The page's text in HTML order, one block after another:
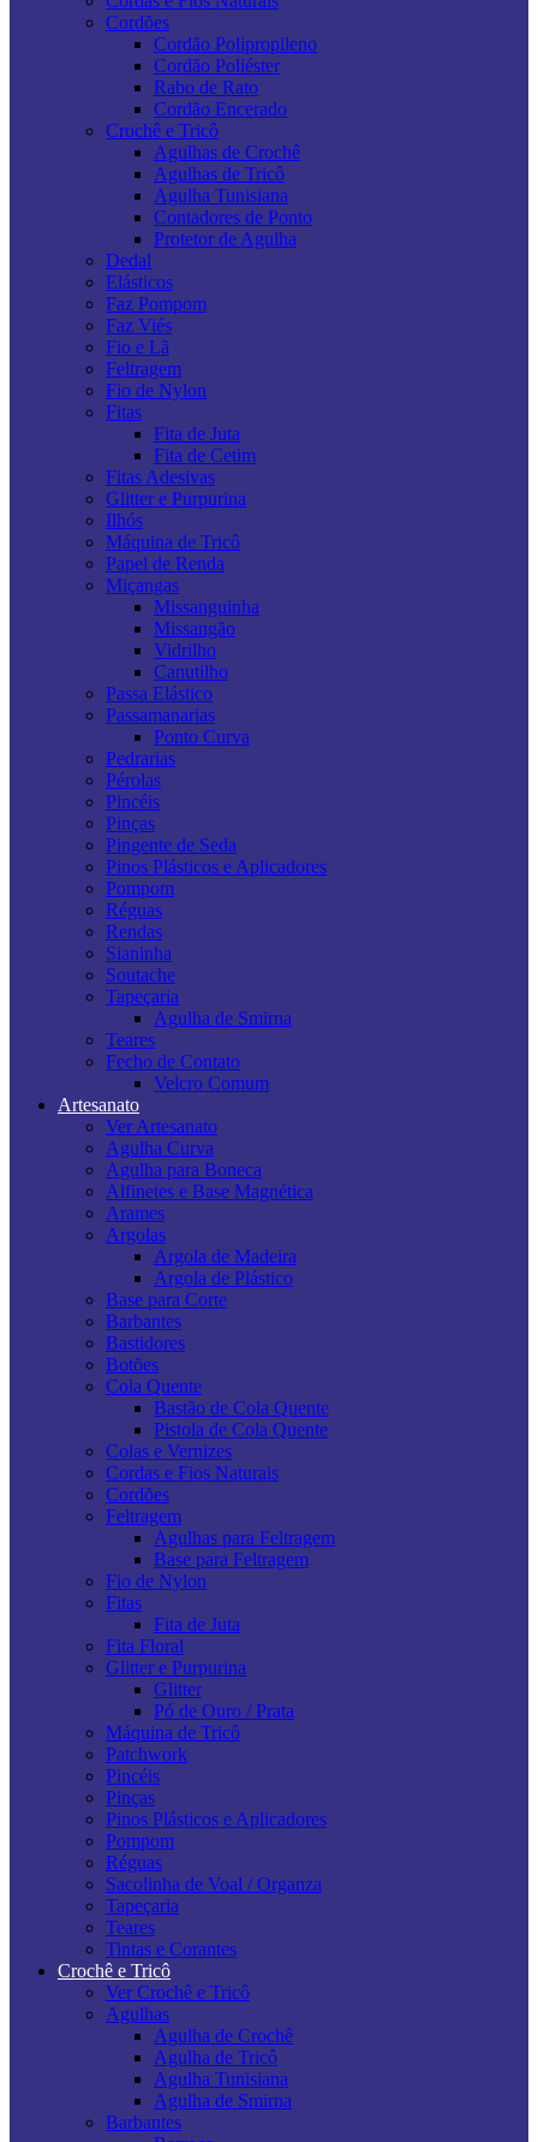
Cordões
Cordão Polipropileno
Cordão Poliéster
Rabo de Rato
Cordão Encerado
Crochê e Tricô
Agulhas de Crochê
Agulhas de Tricô
Agulha Tunisiana
Contadores de Ponto
Protetor de Agulha
Dedal
Elásticos
Faz Pompom
Faz Viés
Fio e Lã
Feltragem
Fio de Nylon
Fitas
Fita de Juta
Fita de Cetim
Fitas Adesivas
Glitter e Purpurina
Ilhós
Máquina de Tricô
Papel de Renda
Miçangas
Missanguinha
Missangão
Vidrilho
Canutilho
Passa Elástico
Passamanarias
Ponto Curva
Pedrarias
Pérolas
Pincéis
Pinças
Pingente de Seda
Pinos Plásticos e Aplicadores
Pompom
Réguas
Rendas
Sianinha
Soutache
Tapeçaria
Agulha de Smirna
Teares
Fecho de Contato
Velcro Comum
Artesanato
Ver Artesanato
Agulha Curva
Agulha para Boneca
Alfinetes e Base Magnética
Arames
Argolas
Argola de Madeira
Argola de Plástico
Base para Corte
Barbantes
Bastidores
Botões
Cola Quente
Bastão de Cola Quente
Pistola de Cola Quente
Colas e Vernizes
Cordas e Fios Naturais
Cordões
Feltragem
Agulhas para Feltragem
Base para Feltragem
Fio de Nylon
Fitas
Fita de Juta
Fita Floral
Glitter e Purpurina
Glitter
Pó de Ouro / Prata
Máquina de Tricô
Patchwork
Pincéis
Pinças
Pinos Plásticos e Aplicadores
Pompom
Réguas
Sacolinha de Voal / Organza
Tapeçaria
Teares
Tintas e Corantes
Crochê e Tricô
Ver Crochê e Tricô
Agulhas
Agulha de Crochê
Agulha de Tricô
Agulha Tunisiana
Agulha de Smirna
Barbantes